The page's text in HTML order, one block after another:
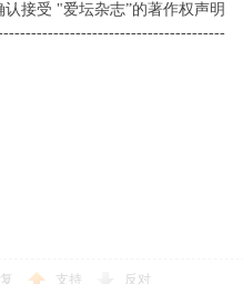
认接受 "爱坛杂志”的著作权声明
支持 反对